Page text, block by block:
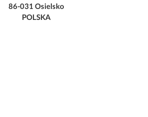
86-031 Osielsko
POLSKA